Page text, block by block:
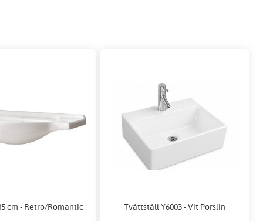
cm - Retro/Romantic Tvättställ Y6003 - Vit Porslin